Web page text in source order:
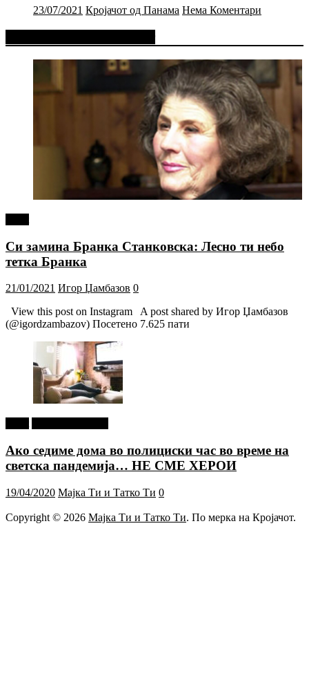
23/07/2021 Кројачот од Панама Нема Коментари
Си замина Бранка Станковска: Лесно ти небо
тетка Бранка
21/01/2021 Игор Џамбазов 0
View this post on Instagram A post shared by Игор Џамбазов
(@igordzambazov) Посетено 7.625 пати
Ако седиме дома во полициски час во време на
светска пандемија… НЕ СМЕ ХЕРОИ
19/04/2020 Мајка Ти и Татко Ти 0
Copyright © 2026 Мајка Ти и Татко Ти. По мерка на Кројачот.